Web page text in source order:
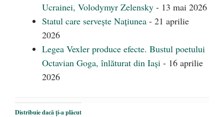
Ucrainei, Volodymyr Zelensky - 13 mai 2026
Statul care servește Națiunea - 21 aprilie
2026
Legea Vexler produce efecte. Bustul poetului
Octavian Goga, înlăturat din Iași - 16 aprilie
2026
Distribuie dacă ți-a plăcut